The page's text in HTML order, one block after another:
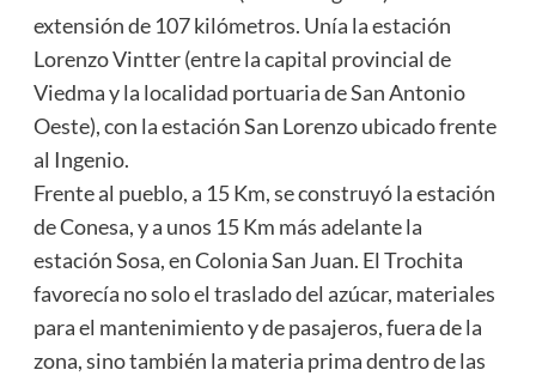
extensión de 107 kilómetros. Unía la estación
Lorenzo Vintter (entre la capital provincial de
Viedma y la localidad portuaria de San Antonio
Oeste), con la estación San Lorenzo ubicado frente
al Ingenio.
Frente al pueblo, a 15 Km, se construyó la estación
de Conesa, y a unos 15 Km más adelante la
estación Sosa, en Colonia San Juan. El Trochita
favorecía no solo el traslado del azúcar, materiales
para el mantenimiento y de pasajeros, fuera de la
zona, sino también la materia prima dentro de las